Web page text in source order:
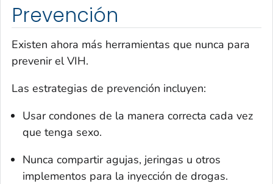
Prevención
Existen ahora más herramientas que nunca para
prevenir el VIH.
Las estrategias de prevención incluyen:
Usar condones de la manera correcta cada vez
que tenga sexo.
Nunca compartir agujas, jeringas u otros
implementos para la inyección de drogas.